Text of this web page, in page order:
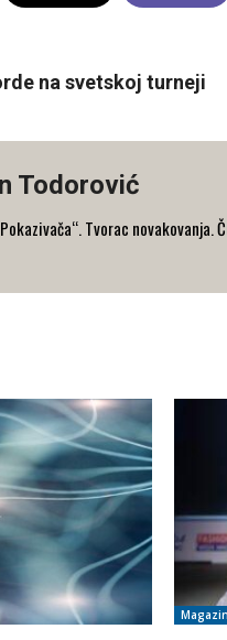
na svetskoj turneji
Todorović
Tvorac
Magazin